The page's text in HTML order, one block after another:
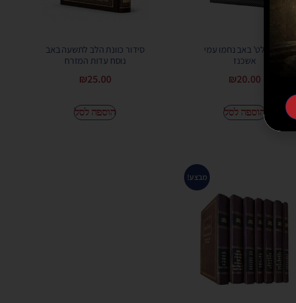
קינות לט' באב נחמו עמי
אשכנז
₪20.00
הוספה לסל
סידור כוונת הלב לתשעה באב
נוסח עדות המזרח
₪25.00
הוספה לסל
מבצע!